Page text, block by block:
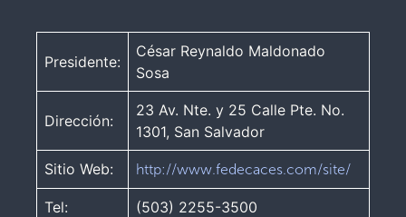
Presidente:
César Reynaldo Maldonado
Sosa
Dirección:
23 Av. Nte. y 25 Calle Pte. No.
1301, San Salvador
Sitio Web: http://www.fedecaces.com/site/
Tel: (503) 2255-3500